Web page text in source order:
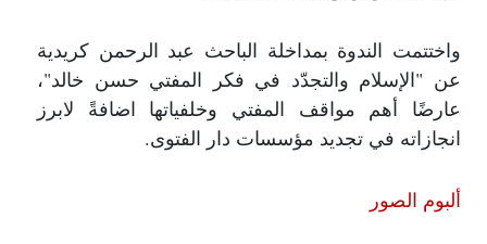
واختتمت الندوة بمداخلة الباحث عبد الرحمن كريدية
عن "الإسلام والتجدّد في فكر المفتي حسن خالد"،
عارضًا أهم مواقف المفتي وخلفياتها اضافةً لابرز
انجازاته في تجديد مؤسسات دار الفتوى.
ألبوم الصور